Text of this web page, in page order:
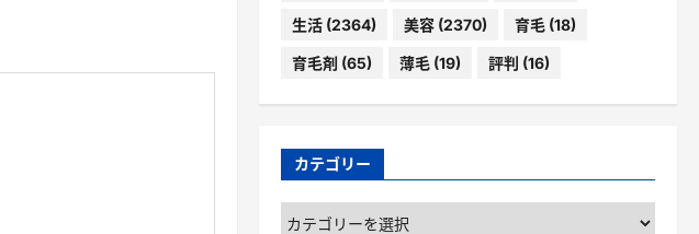
生活(2364) 美容(2370) 育毛(18)
育毛剤 (65) 薄毛(19) 評判 (16)
カテゴリー
カ